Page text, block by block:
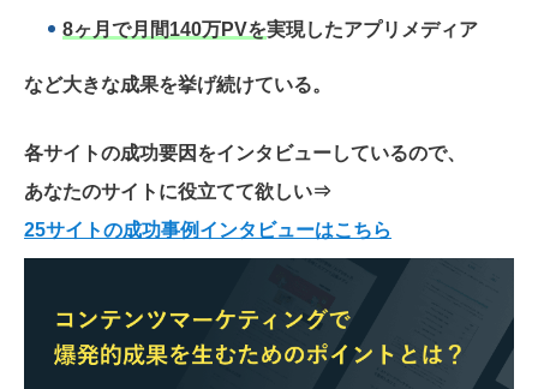
8ヶ月で月間140万PVを実現したアプリメディア
など大きな成果を挙げ続けている。
各サイトの成功要因をインタビューしているので、
あなたのサイトに役立てて欲しい⇒
25サイトの成功事例インタビューはこちら